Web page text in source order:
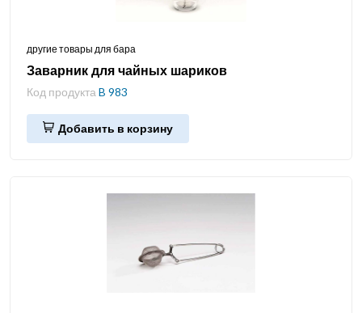
другие товары для бара
Заварник для чайных шариков
Код продукта B 983
Добавить в корзину